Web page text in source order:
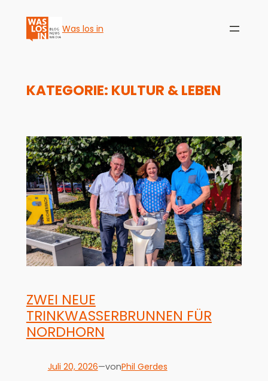
Was los in
KATEGORIE: KULTUR & LEBEN
ZWEI NEUE
TRINKWASSERBRUNNEN FÜR
NORDHORN
Juli 20, 2026—vonPhil Gerdes